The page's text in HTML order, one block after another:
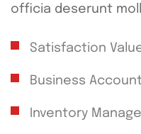
officia deserunt
Satisfaction
Business
Inventory